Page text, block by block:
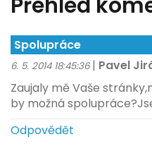
Spolupráce
6. 5. 2014 18:45:36 | Pavel
Zaujaly mě Vaše
by možná
Odpovědět